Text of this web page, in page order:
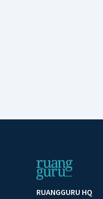
RUANGGURU HQ